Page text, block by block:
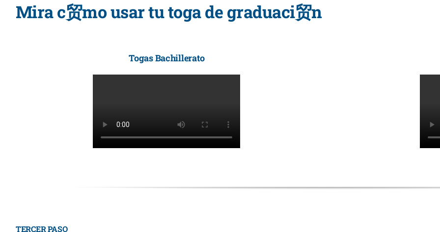
Mira c贸mo usar tu toga de graduaci贸n
Togas Bachillerato
TERCER PASO